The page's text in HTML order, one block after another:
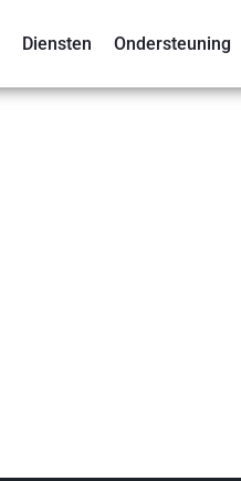
Diensten Ondersteuning